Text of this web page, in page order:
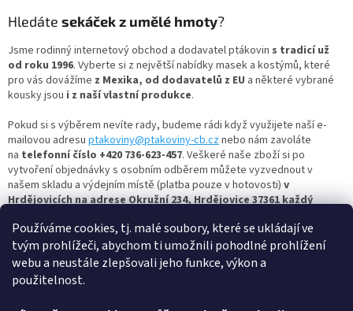
Používáme cookies, tj. malé soubory, které se ukládají ve
tvým prohlížeči, abychom ti umožnili pohodlné prohlížení
webu a neustále zlepšovali jeho funkce, výkon a
použitelnost.
y
ý
p
i
s
Hledáte sekáček z umělé hmoty?
Jsme rodinný internetový obchod a dodavatel ptákovin s tradicí už
od roku 1996. Vyberte si z největší nabídky masek a kostýmů, které
pro vás dovážíme z Mexika, od dodavatelů z EU a některé vybrané
kousky jsou i z naší vlastní produkce.
Pokud si s výběrem nevíte rady, budeme rádi když využijete naší e-
mailovou adresu ptakoviny@ptakoviny-cb.cznebo nám zavoláte
na telefonní číslo +420 736-623-457. Veškeré naše zboží si po
vytvoření objednávky s osobním odběrem můžete vyzvednout v
našem skladu a výdejním místě (platba pouze v hotovosti) v
Hrdějovicích na adrese Okružní 234, Hrdějovice 37361 každý
Nejbohatší člověk je ten, kdo se umí celý život smát a radovat,
tak si vyberte masku dle vašich představ a bavte se s
námi. Ptakoviny-cb.cz - největší výběr plastových sekáčků
nás! Pro více inspirace se nezapomeňte mrknout i na další kategorie